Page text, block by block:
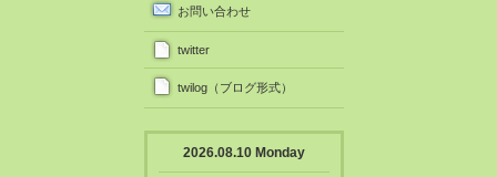
お問い合わせ
twitter
twilog（ブログ形式）
2026.08.10 Monday